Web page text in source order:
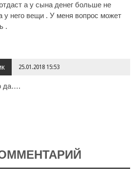
а у сына денег больше не
у него вещи . У меня вопрос может
.
25.01.2018 15:53
да….